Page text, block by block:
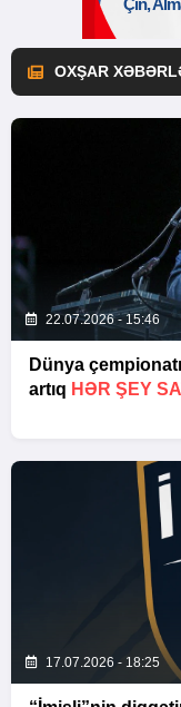
OXŞAR
22.07.2026 - 15:46
Dünya
artıq HƏR ŞEY
17.07.2026 - 18:25